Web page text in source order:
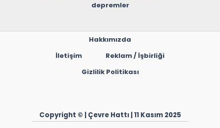
depremler
Hakkımızda
İletişim
Reklam / İşbirliği
Gizlilik Politikası
Copyright © | Çevre Hattı | 11 Kasım 2025